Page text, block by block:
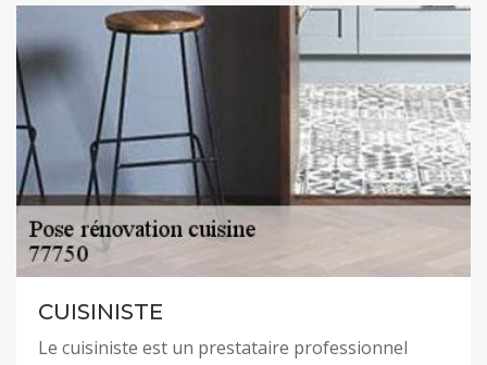
CUISINISTE
Le cuisiniste est un prestataire professionnel